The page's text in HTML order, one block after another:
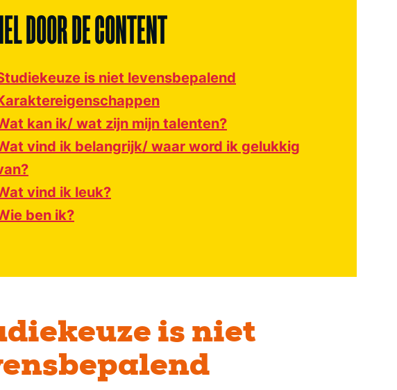
DOOR DE CONTENT
is niet levensbepalend
kan ik/ wat zijn mijn talenten?
vind ik belangrijk/ waar word ik gelukkig
vind ik leuk?
ben ik?
is niet